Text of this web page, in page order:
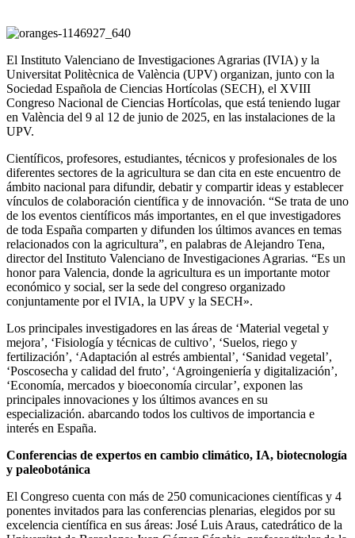
El Instituto Valenciano de Investigaciones Agrarias (IVIA) y la
Universitat Politècnica de València (UPV) organizan, junto con la
Sociedad Española de Ciencias Hortícolas (SECH), el XVIII
Congreso Nacional de Ciencias Hortícolas, que está teniendo lugar
en València del 9 al 12 de junio de 2025, en las instalaciones de la
UPV.
Científicos, profesores, estudiantes, técnicos y profesionales de los
diferentes sectores de la agricultura se dan cita en este encuentro de
ámbito nacional para difundir, debatir y compartir ideas y establecer
vínculos de colaboración científica y de innovación. “Se trata de uno
de los eventos científicos más importantes, en el que investigadores
de toda España comparten y difunden los últimos avances en temas
relacionados con la agricultura”, en palabras de Alejandro Tena,
director del Instituto Valenciano de Investigaciones Agrarias. “Es un
honor para Valencia, donde la agricultura es un importante motor
económico y social, ser la sede del congreso organizado
conjuntamente por el IVIA, la UPV y la SECH».
Los principales investigadores en las áreas de ‘Material vegetal y
mejora’, ‘Fisiología y técnicas de cultivo’, ‘Suelos, riego y
fertilización’, ‘Adaptación al estrés ambiental’, ‘Sanidad vegetal’,
‘Poscosecha y calidad del fruto’, ‘Agroingeniería y digitalización’,
‘Economía, mercados y bioeconomía circular’, exponen las
principales innovaciones y los últimos avances en su
especialización. abarcando todos los cultivos de importancia e
interés en España.
Conferencias de expertos en cambio climático, IA, biotecnología
y paleobotánica
El Congreso cuenta con más de 250 comunicaciones científicas y 4
ponentes invitados para las conferencias plenarias, elegidos por su
excelencia científica en sus áreas: José Luis Araus, catedrático de la